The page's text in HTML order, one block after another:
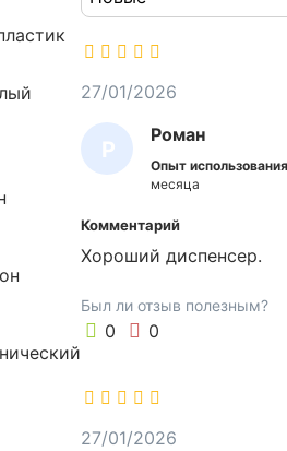
Р
О
Роман
Опыт
месяца
27/01/2026
Комментарий
Хороший диспенсер.
Был ли отзыв полезным?
0 0
27/01/2026